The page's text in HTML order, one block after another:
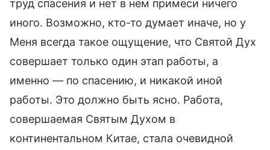
труд спасения и нет в нем примеси ничего
иного. Возможно, кто-то думает иначе, но у
Меня всегда такое ощущение, что Святой Дух
совершает только один этап работы, а
именно — по спасению, и никакой иной
работы. Это должно быть ясно. Работа,
совершаемая Святым Духом в
континентальном Китае, стала очевидной